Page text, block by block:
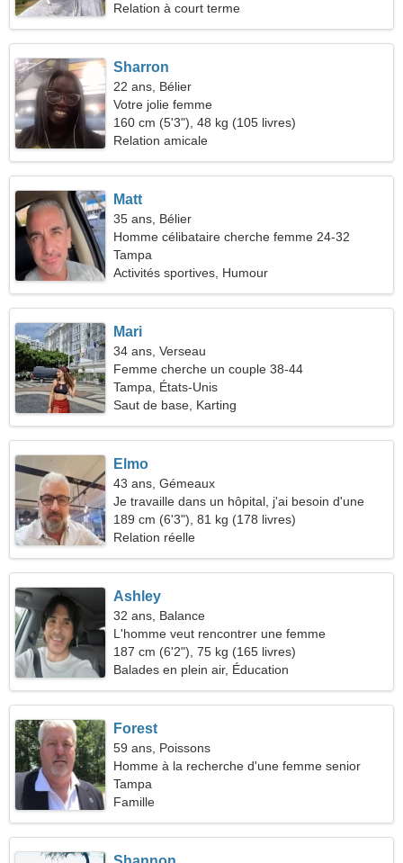
Relation à court terme
Sharron
22 ans, Bélier
Votre jolie femme
160 cm (5'3"), 48 kg (105 livres)
Relation amicale
Matt
35 ans, Bélier
Homme célibataire cherche femme 24-32
Tampa
Activités sportives, Humour
Mari
34 ans, Verseau
Femme cherche un couple 38-44
Tampa, États-Unis
Saut de base, Karting
Elmo
43 ans, Gémeaux
Je travaille dans un hôpital, j'ai besoin d'une
femme rêveuse
189 cm (6'3"), 81 kg (178 livres)
Relation réelle
Ashley
32 ans, Balance
L'homme veut rencontrer une femme
187 cm (6'2"), 75 kg (165 livres)
Balades en plein air, Éducation
Forest
59 ans, Poissons
Homme à la recherche d'une femme senior
Tampa
Famille